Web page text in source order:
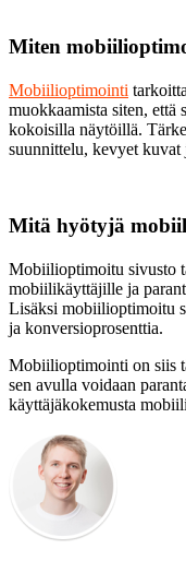
Miten
Mobiilioptimointi
muokkaamista siten, että
kokoisilla näytöillä.
suunnittelu, kevyet kuvat
Mitä hyötyjä
Mobiilioptimoitu sivusto
mobiilikäyttäjille ja
Lisäksi mobiilioptimoitu
ja konversioprosenttia.
Mobiilioptimointi on siis
sen avulla voidaan
käyttäjäkokemusta